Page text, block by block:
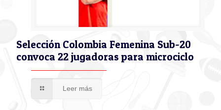
Selección Colombia Femenina Sub-20
convoca 22 jugadoras para microciclo
Leer más